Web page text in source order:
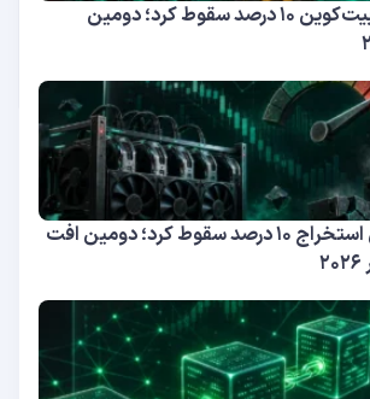
سختی استخراج بیت‌کوین ۱۰ درصد سقوط کرد؛ دومین
بیت کوین سختی استخراج ۱۰ درصد سقوط کرد؛ دومین افت